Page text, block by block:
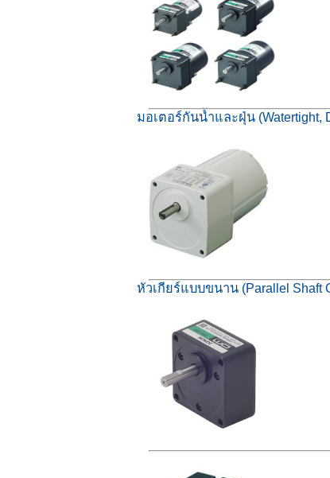
มอเตอร์กันน้ำและฝุ่น (Watertight,
หัวเกียร์แบบขนาน (Parallel Shaft